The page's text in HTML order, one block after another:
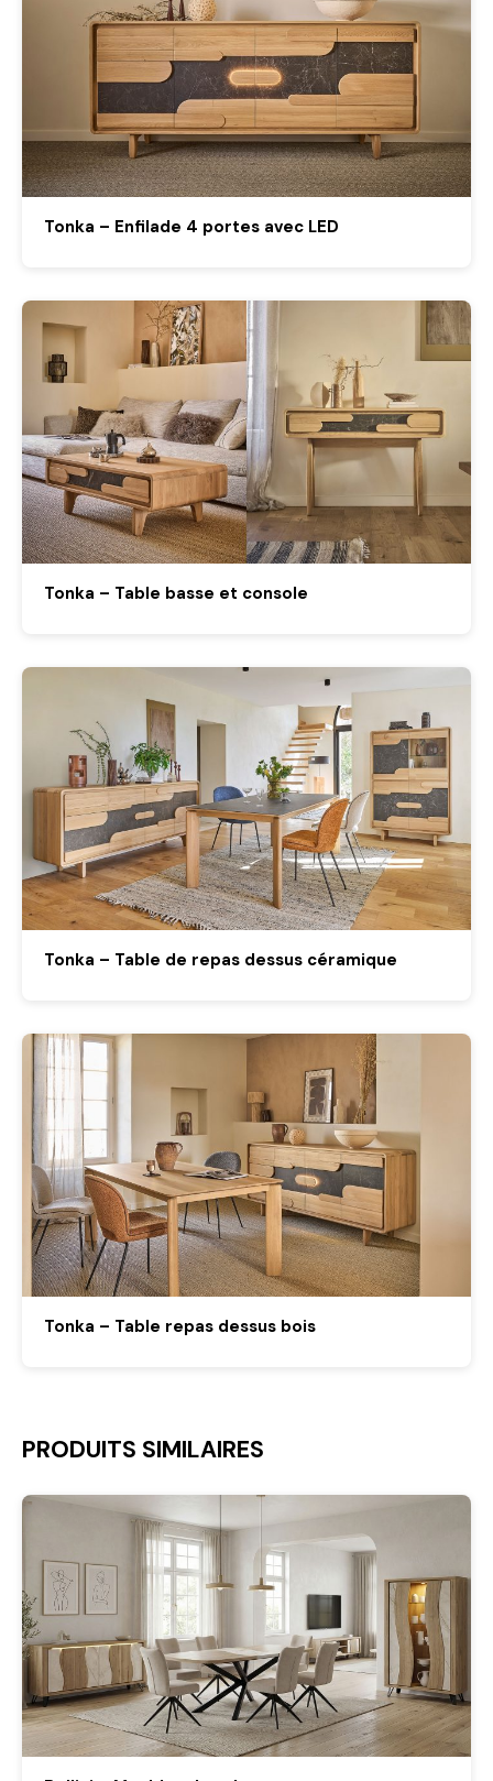
Tonka – Enfilade 4 portes avec LED
Tonka – Table basse et console
Tonka – Table de repas dessus céramique
Tonka – Table repas dessus bois
PRODUITS SIMILAIRES